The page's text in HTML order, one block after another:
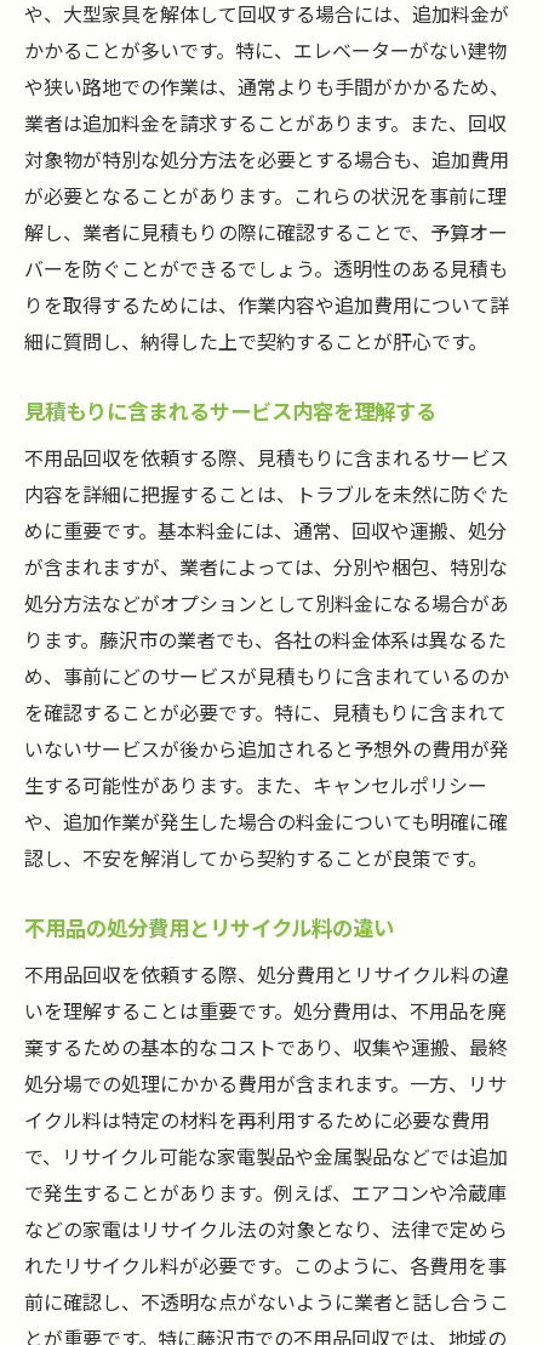
や、大型家具を解体して回収する場合には、追加料金が
かかることが多いです。特に、エレベーターがない建物
や狭い路地での作業は、通常よりも手間がかかるため、
業者は追加料金を請求することがあります。また、回収
対象物が特別な処分方法を必要とする場合も、追加費用
が必要となることがあります。これらの状況を事前に理
解し、業者に見積もりの際に確認することで、予算オー
バーを防ぐことができるでしょう。透明性のある見積も
りを取得するためには、作業内容や追加費用について詳
細に質問し、納得した上で契約することが肝心です。
見積もりに含まれるサービス内容を理解する
不用品回収を依頼する際、見積もりに含まれるサービス
内容を詳細に把握することは、トラブルを未然に防ぐた
めに重要です。基本料金には、通常、回収や運搬、処分
が含まれますが、業者によっては、分別や梱包、特別な
処分方法などがオプションとして別料金になる場合があ
ります。藤沢市の業者でも、各社の料金体系は異なるた
め、事前にどのサービスが見積もりに含まれているのか
を確認することが必要です。特に、見積もりに含まれて
いないサービスが後から追加されると予想外の費用が発
生する可能性があります。また、キャンセルポリシー
や、追加作業が発生した場合の料金についても明確に確
認し、不安を解消してから契約することが良策です。
不用品の処分費用とリサイクル料の違い
不用品回収を依頼する際、処分費用とリサイクル料の違
いを理解することは重要です。処分費用は、不用品を廃
棄するための基本的なコストであり、収集や運搬、最終
処分場での処理にかかる費用が含まれます。一方、リサ
イクル料は特定の材料を再利用するために必要な費用
で、リサイクル可能な家電製品や金属製品などでは追加
で発生することがあります。例えば、エアコンや冷蔵庫
などの家電はリサイクル法の対象となり、法律で定めら
れたリサイクル料が必要です。このように、各費用を事
前に確認し、不透明な点がないように業者と話し合うこ
とが重要です。特に藤沢市での不用品回収では、地域の